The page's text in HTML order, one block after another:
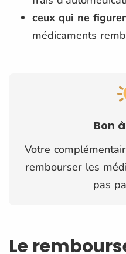
ceux qui ne
médicaments
Bon
Votre
rembourser les
pas
Le